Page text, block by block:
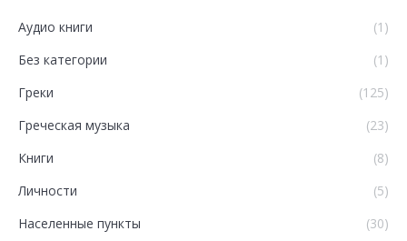
Аудио книги
(1)
Без категории
(1)
Греки
(125)
Греческая музыка
(23)
Книги
(8)
Личности
(5)
Населенные пункты
(30)